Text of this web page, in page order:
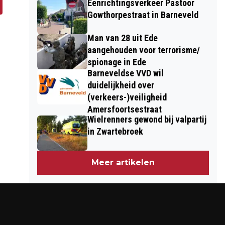
Eenrichtingsverkeer Pastoor
Gowthorpestraat in Barneveld
Man van 28 uit Ede
aangehouden voor terrorisme/
spionage in Ede
Barneveldse VVD wil
duidelijkheid over
(verkeers-)veiligheid
Amersfoortsestraat
Wielrenners gewond bij valpartij
in Zwartebroek
Meer artikelen